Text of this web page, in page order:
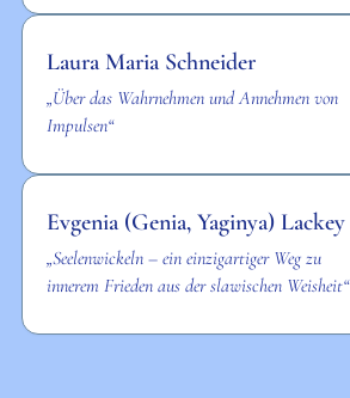
Laura Maria Schneider
„Über das Wahrnehmen und Annehmen von
Impulsen“
Evgenia (Genia, Yaginya) Lackey
„Seelenwickeln – ein einzigartiger Weg zu
innerem Frieden aus der slawischen Weisheit“